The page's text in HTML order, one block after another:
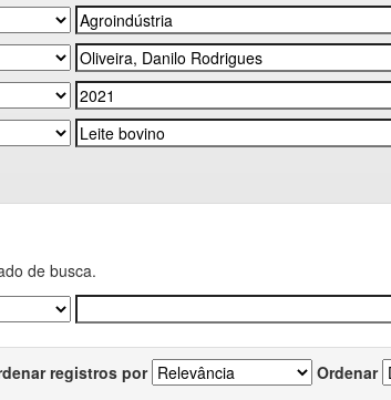
de busca.
registros por Ordenar